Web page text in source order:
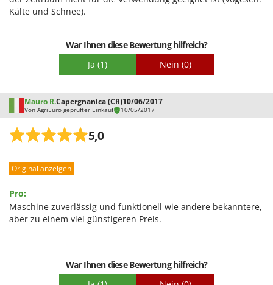
Santos
Schnitzer
Shindaiwa
Silky
Simatech
Skil
Smeg
Snapper
Spice Electronics
Kälte und Schnee).
War Ihnen diese Bewertung hilfreich?
Ja (1) Nein (0)
Mauro R.Capergnanica (CR)10/06/2017
Von AgriEuro geprüfter Einkauf 10/05/2017
5,0
Original anzeigen
Pro:
Maschine zuverlässig und funktionell wie andere bekanntere,
aber zu einem viel günstigeren Preis.
War Ihnen diese Bewertung hilfreich?